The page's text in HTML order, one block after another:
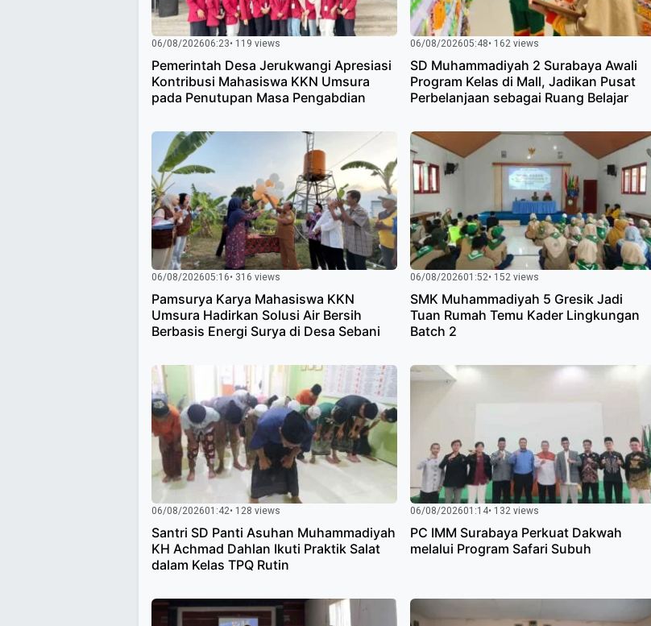
06/08/202606:23• 119 views
Pemerintah Desa Jerukwangi Apresiasi
Kontribusi Mahasiswa KKN Umsura
pada Penutupan Masa Pengabdian
06/08/202605:48• 162 views
SD Muhammadiyah 2 Surabaya Awali
Program Kelas di Mall, Jadikan Pusat
Perbelanjaan sebagai Ruang Belajar
06/08/202605:16• 316 views
Pamsurya Karya Mahasiswa KKN
Umsura Hadirkan Solusi Air Bersih
Berbasis Energi Surya di Desa Sebani
06/08/202601:52• 152 views
SMK Muhammadiyah 5 Gresik Jadi
Tuan Rumah Temu Kader Lingkungan
Batch 2
06/08/202601:42• 128 views
Santri SD Panti Asuhan Muhammadiyah
KH Achmad Dahlan Ikuti Praktik Salat
dalam Kelas TPQ Rutin
06/08/202601:14• 132 views
PC IMM Surabaya Perkuat Dakwah
melalui Program Safari Subuh